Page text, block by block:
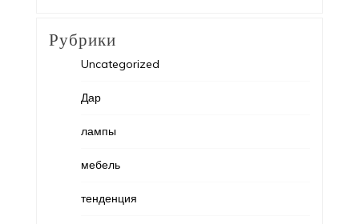
Рубрики
Uncategorized
Дар
лампы
мебель
тенденция